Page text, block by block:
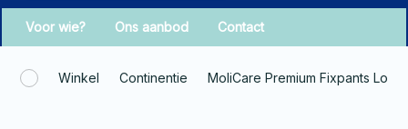
Voor wie? Ons aanbod Contact
Winkel Continentie MoliCare Premium Fixpants Long